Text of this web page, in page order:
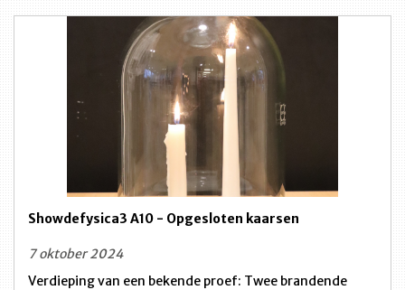
Showdefysica3 A10 - Opgesloten kaarsen
7 oktober 2024
Verdieping van een bekende proef: Twee brandende